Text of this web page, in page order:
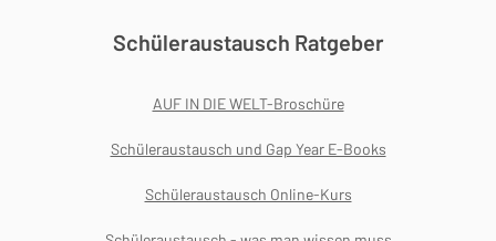
Schüleraustausch Ratgeber
AUF IN DIE WELT-Broschüre
Schüleraustausch und Gap Year E-Books
Schüleraustausch Online-Kurs